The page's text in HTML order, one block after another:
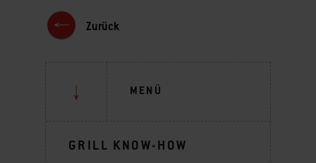
Zurück
MENÜ
GRILL KNOW-HOW